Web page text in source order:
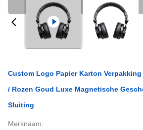
Custom Logo Papier Karton
/ Rozen Goud Luxe Magnetische
Sluiting
Merknaam: